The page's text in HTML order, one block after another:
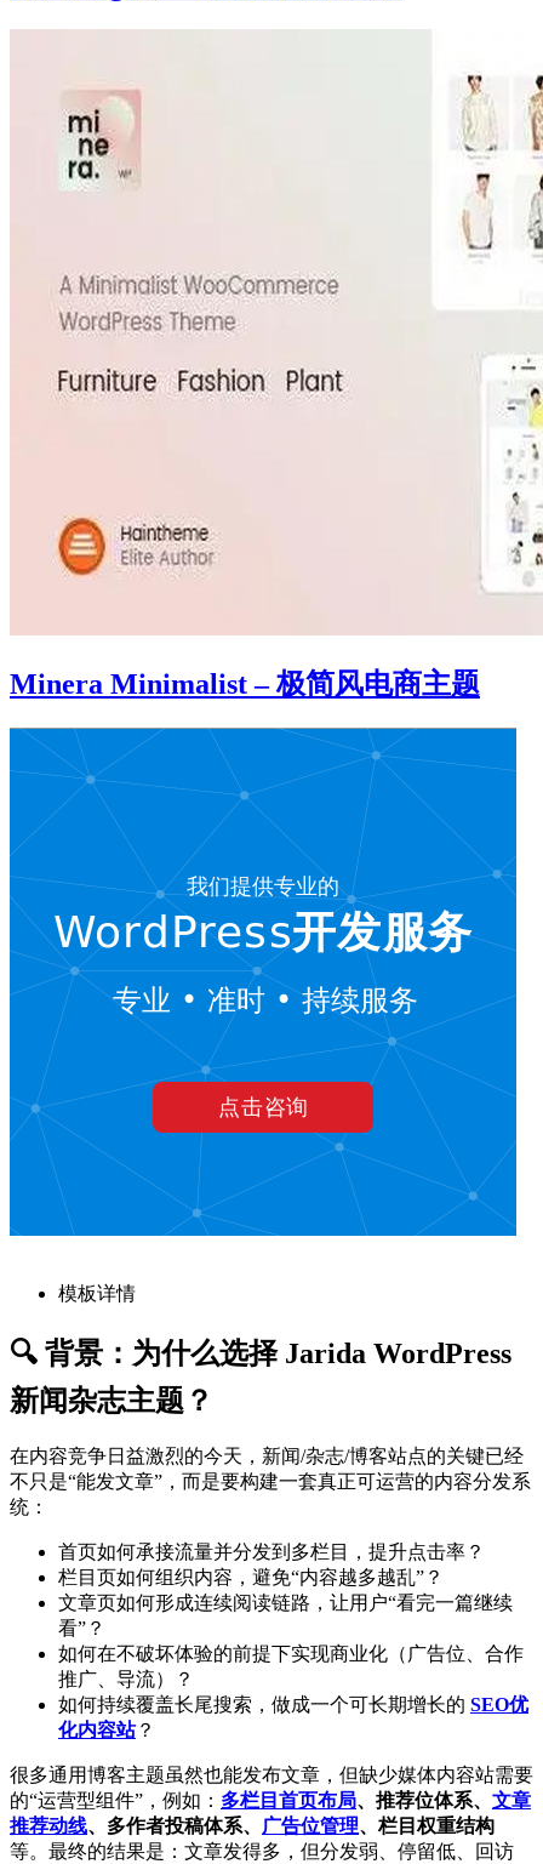
Minera Minimalist – 极简风电商主题
模板详情
🔍 背景：为什么选择 Jarida WordPress
新闻杂志主题？
在内容竞争日益激烈的今天，新闻/杂志/博客站点的关键已经
不只是“能发文章”，而是要构建一套真正可运营的内容分发系
统：
首页如何承接流量并分发到多栏目，提升点击率？
栏目页如何组织内容，避免“内容越多越乱”？
文章页如何形成连续阅读链路，让用户“看完一篇继续
看”？
如何在不破坏体验的前提下实现商业化（广告位、合作
推广、导流）？
如何持续覆盖长尾搜索，做成一个可长期增长的 SEO优
化内容站？
很多通用博客主题虽然也能发布文章，但缺少媒体内容站需要
的“运营型组件”，例如： 多栏目首页布局、推荐位体系、 文章
推荐动线、多作者投稿体系、 广告位管理、栏目权重结构
等。最终的结果是：文章发得多，但分发弱、停留低、回访